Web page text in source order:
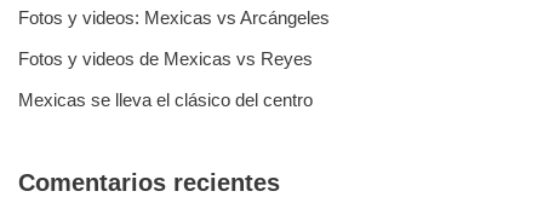
Fotos y videos: Mexicas vs Arcángeles
Fotos y videos de Mexicas vs Reyes
Mexicas se lleva el clásico del centro
Comentarios recientes